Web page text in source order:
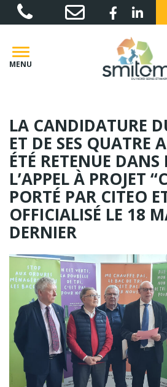
Gestion des traceurs
Lien vers le
Lien
MENU
LA CANDIDATURE
ET DE SES QUATRE
ÉTÉ RETENUE DANS
L’APPEL À PROJET
PORTÉ PAR CITEO
OFFICIALISÉ LE 18
DERNIER